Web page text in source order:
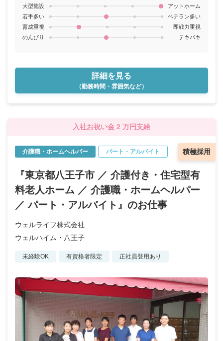
大型施設
アットホーム
若手多い
ベテラン多い
育成重視
即戦力重視
のんびり
テキパキ
詳細を見る
（勤務時間・雰囲気など）
入社お祝い金 2 万円支給
積極採用
介護職・ホームヘルパー パート・アルバイト
『東京都八王子市 ／ 介護付き・住宅型有
料老人ホーム ／ 介護職・ホームヘルパー
／ パート・アルバイト』のお仕事
ウェルライフ株式会社
ウェルハイム・八王子
未経験OK 有資格者限定 正社員登用あり